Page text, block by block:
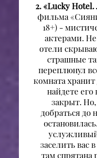
2. «Lucky Hotel.
фильма
18+) -
актерами.
отели
страшные
переплюнул
комната
найдете его
закрыт. Но,
добраться до
заселить вас
там спрятана